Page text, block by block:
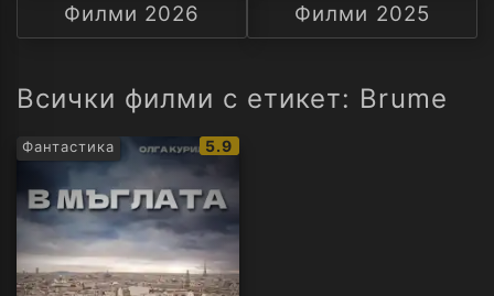
А
Филми 2026
Филми 2025
Всички филми с етикет: Brume
Фантастика
IMDb
5.9